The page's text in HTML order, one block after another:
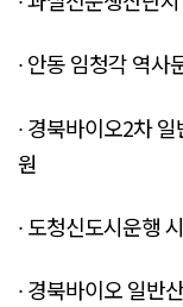
∙ 안동 임청각 역사
∙ 경북바이오2차
원
∙ 도청신도시운행
∙ 경북바이오 일반